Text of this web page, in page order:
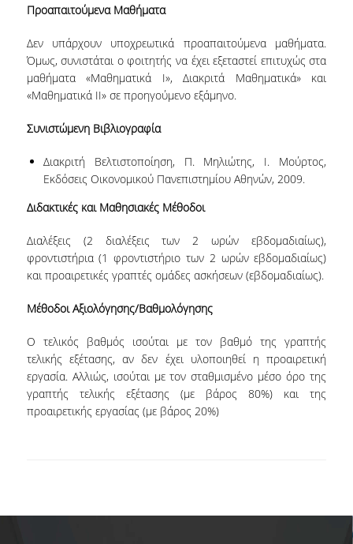
ΔΙΑΚΕΚΡΙΜΕΝΕΣ ΟΜΙΛΙΕΣ
ΟΡΚΟΜΩΣΙΕΣ
ΔΙΑΣΦΑΛΙΣΗ ΠΟΙΟΤΗΤΑΣ
ΠΟΛΙΤΙΚΗ ΠΟΙΟΤΗΤΑΣ
ΣΤΡΑΤΗΓΙΚΗ ΠΠΣ
ΔΕΔΟΜΕΝΑ ΠΟΙΟΤΗΤΑΣ
ΠΙΣΤΟΠΟΙΗΣΗ
ΑΞΙΟΛΟΓΗΣΗ
ΑΠΟ ΠΡΟΠΤΥΧΙΑΚΟΥΣ ΦΟΙΤΗΤΕΣ
ΑΠΟ ΤΕΛΕΙΟΦΟΙΤΟΥΣ
ΕΚΘΕΣΕΙΣ ΕΞΩΤΕΡΙΚΗΣ ΑΞΙΟΛΟΓΗΣΗΣ
Προαπαιτούμενα Μαθήματα
Δεν υπάρχουν υποχρεωτικά προαπαιτούμενα μαθήματα.
Όμως, συνιστάται ο φοιτητής να έχει εξεταστεί επιτυχώς στα
μαθήματα «Μαθηματικά Ι», Διακριτά Μαθηματικά» και
«Μαθηματικά ΙΙ» σε προηγούμενο εξάμηνο.
Συνιστώμενη Βιβλιογραφία
Διακριτή Βελτιστοποίηση, Π. Μηλιώτης, Ι. Μούρτος,
Εκδόσεις Οικονομικού Πανεπιστημίου Αθηνών, 2009.
Διδακτικές και Μαθησιακές Μέθοδοι
Διαλέξεις (2 διαλέξεις των 2 ωρών εβδομαδιαίως),
φροντιστήρια (1 φροντιστήριο των 2 ωρών εβδομαδιαίως)
και προαιρετικές γραπτές ομάδες ασκήσεων (εβδομαδιαίως).
Μέθοδοι Αξιολόγησης/Βαθμολόγησης
Ο τελικός βαθμός ισούται με τον βαθμό της γραπτής
τελικής εξέτασης, αν δεν έχει υλοποιηθεί η προαιρετική
εργασία. Αλλιώς, ισούται με τον σταθμισμένο μέσο όρο της
γραπτής τελικής εξέτασης (με βάρος 80%) και της
προαιρετικής εργασίας (με βάρος 20%)